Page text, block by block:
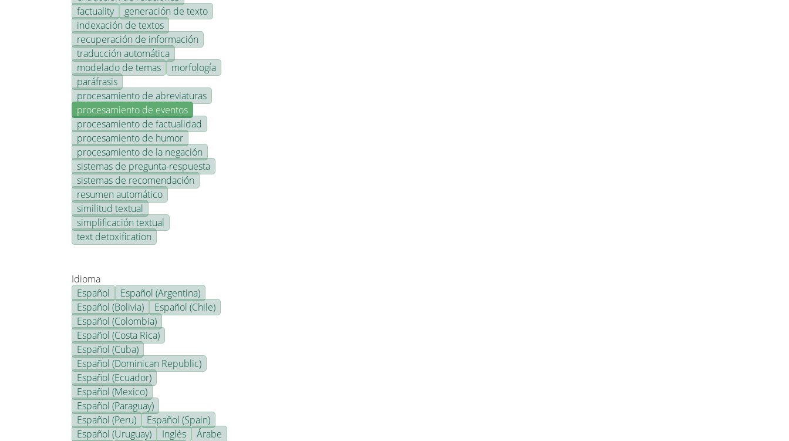
factuality
generación de texto
indexación de textos
recuperación de información
traducción automática
modelado de temas
morfología
paráfrasis
procesamiento de abreviaturas
procesamiento de eventos
procesamiento de factualidad
procesamiento de humor
procesamiento de la negación
sistemas de pregunta-respuesta
sistemas de recomendación
resumen automático
similitud textual
simplificación textual
text detoxification
Idioma
Español
Español (Argentina)
Español (Bolivia)
Español (Chile)
Español (Colombia)
Español (Costa Rica)
Español (Cuba)
Español (Dominican Republic)
Español (Ecuador)
Español (Mexico)
Español (Paraguay)
Español (Peru)
Español (Spain)
Español (Uruguay)
Inglés
Árabe